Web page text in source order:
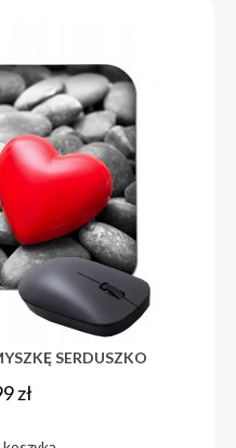
SERDUSZKO
zł